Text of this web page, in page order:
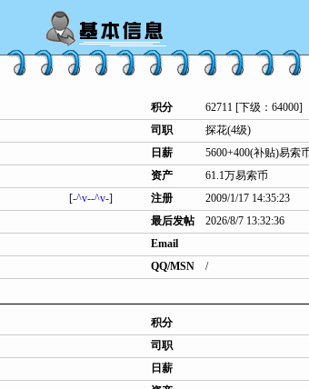
积分 62711 [下级：64000]
司职 探花(4级)
日薪 5600+400(补贴)易索
资产 61.1万易索币
[-^v--^v-] 注册
2009/1/17 14:35:23
最后发帖
2026/8/7 13:32:36
Email
QQ/MSN /
积分
司职
日薪